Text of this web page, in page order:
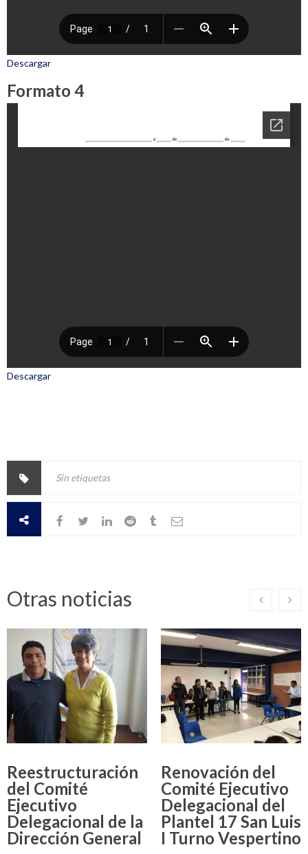
Descargar
Formato 4
Descargar
Sin etiquetas
Otras noticias
Reestructuración
del Comité
Ejecutivo
Delegacional de la
Dirección General
Renovación del
Comité Ejecutivo
Delegacional del
Plantel 17 San Luis
I Turno Vespertino